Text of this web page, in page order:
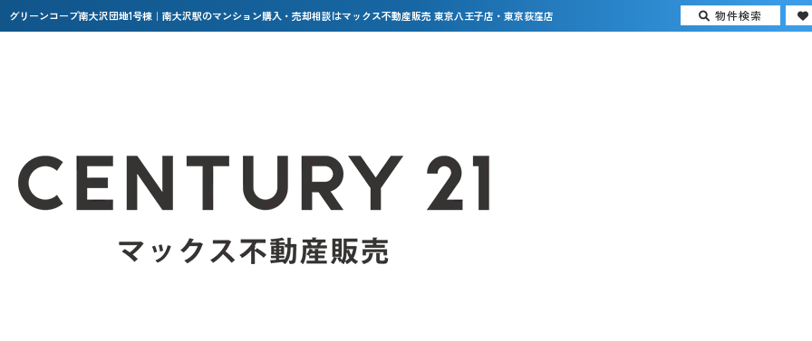
グリーンコープ南大沢団地1号棟｜南大沢駅のマンション購入・売却相談はマックス不動産販売 東京八王子店・東京荻窪店 物件検索